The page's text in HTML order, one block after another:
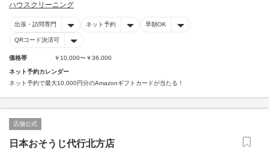
ハウスクリーニング
出張・訪問専門 ネット予約 早朝OK
QRコード決済可
価格帯 ￥10,000〜￥36,000
ネット予約カレンダー
ネット予約で最大10,000円分のAmazonギフトカードが当たる！
店舗公式
日本おそうじ代行北方店